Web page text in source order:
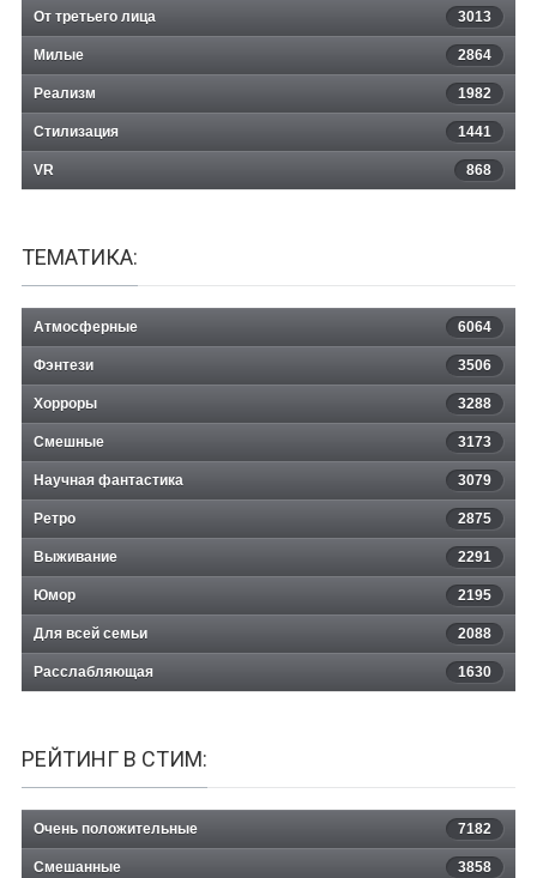
От третьего лица 3013
Милые 2864
Реализм 1982
Стилизация 1441
VR 868
ТЕМАТИКА:
Атмосферные 6064
Фэнтези 3506
Хорроры 3288
Смешные 3173
Научная фантастика 3079
Ретро 2875
Выживание 2291
Юмор 2195
Для всей семьи 2088
Расслабляющая 1630
РЕЙТИНГ В СТИМ:
Очень положительные 7182
Смешанные 3858